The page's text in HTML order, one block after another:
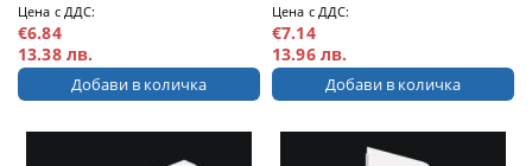
Цена с ДДС:
€6.84
13.38 лв.
Цена с ДДС:
€7.14
13.96 лв.